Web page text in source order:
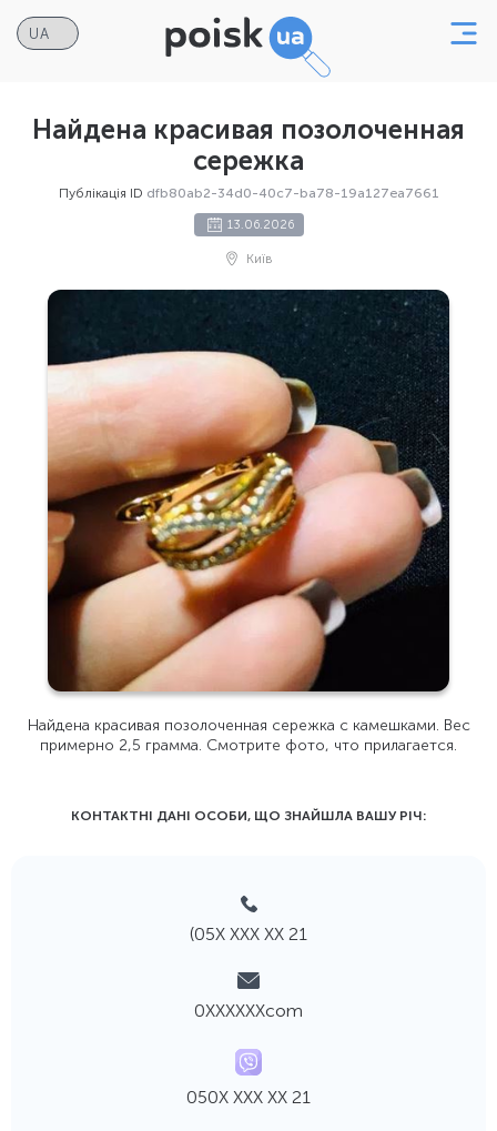
Найдена красивая позолоченная
сережка
Публікація ID dfb80ab2-34d0-40c7-ba78-19a127ea7661
13.06.2026
Київ
Найдена красивая позолоченная сережка с камешками. Вес
примерно 2,5 грамма. Смотрите фото, что прилагается.
КОНТАКТНІ ДАНІ ОСОБИ, ЩО ЗНАЙШЛА ВАШУ РIЧ:
(05Х ХХХ ХХ 21
0ХХХХХХcom
050Х ХХХ ХХ 21